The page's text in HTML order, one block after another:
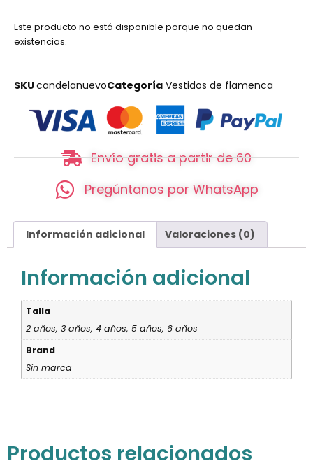
Este producto no está disponible porque no quedan
existencias.
SKUcandelanuevoCategoría Vestidos de flamenca
Envío gratis a partir de 60
Pregúntanos por WhatsApp
Información adicional Valoraciones (0)
Información adicional
Talla
2 años, 3 años, 4 años, 5 años, 6 años
Brand
Sin marca
Productos relacionados